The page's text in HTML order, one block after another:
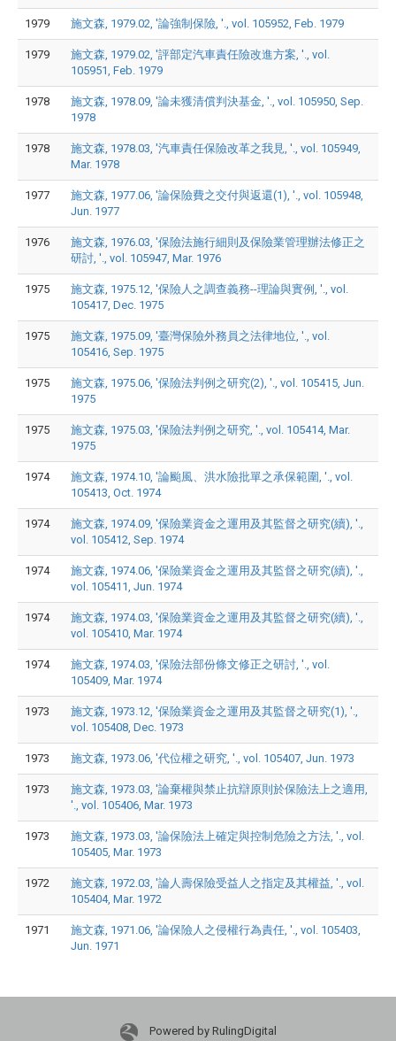
1979 施文森, 1979.02, '論強制保險, '., vol. 105952, Feb. 1979
1979
施文森, 1979.02, '評部定汽車責任險改進方案, '., vol.
105951, Feb. 1979
1978
施文森, 1978.09, '論未獲清償判決基金, '., vol. 105950, Sep.
1978
1978
施文森, 1978.03, '汽車責任保險改革之我見, '., vol. 105949,
Mar. 1978
1977
施文森, 1977.06, '論保險費之交付與返還(1), '., vol. 105948,
Jun. 1977
1976
施文森, 1976.03, '保險法施行細則及保險業管理辦法修正之
研討, '., vol. 105947, Mar. 1976
1975
施文森, 1975.12, '保險人之調查義務--理論與實例, '., vol.
105417, Dec. 1975
1975
施文森, 1975.09, '臺灣保險外務員之法律地位, '., vol.
105416, Sep. 1975
1975
施文森, 1975.06, '保險法判例之研究(2), '., vol. 105415, Jun.
1975
1975
施文森, 1975.03, '保險法判例之研究, '., vol. 105414, Mar.
1975
1974
施文森, 1974.10, '論颱風、洪水險批單之承保範圍, '., vol.
105413, Oct. 1974
1974
施文森, 1974.09, '保險業資金之運用及其監督之研究(續), '.,
vol. 105412, Sep. 1974
1974
施文森, 1974.06, '保險業資金之運用及其監督之研究(續), '.,
vol. 105411, Jun. 1974
1974
施文森, 1974.03, '保險業資金之運用及其監督之研究(續), '.,
vol. 105410, Mar. 1974
1974
施文森, 1974.03, '保險法部份條文修正之研討, '., vol.
105409, Mar. 1974
1973
施文森, 1973.12, '保險業資金之運用及其監督之研究(1), '.,
vol. 105408, Dec. 1973
1973 施文森, 1973.06, '代位權之研究, '., vol. 105407, Jun. 1973
1973
施文森, 1973.03, '論棄權與禁止抗辯原則於保險法上之適用,
'., vol. 105406, Mar. 1973
1973
施文森, 1973.03, '論保險法上確定與控制危險之方法, '., vol.
105405, Mar. 1973
1972
施文森, 1972.03, '論人壽保險受益人之指定及其權益, '., vol.
105404, Mar. 1972
1971
施文森, 1971.06, '論保險人之侵權行為責任, '., vol. 105403,
Jun. 1971
Powered by RulingDigital